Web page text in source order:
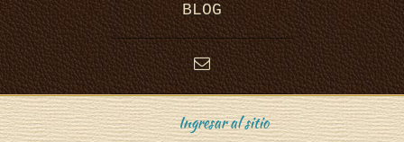
BLOG
Ingresar al sitio